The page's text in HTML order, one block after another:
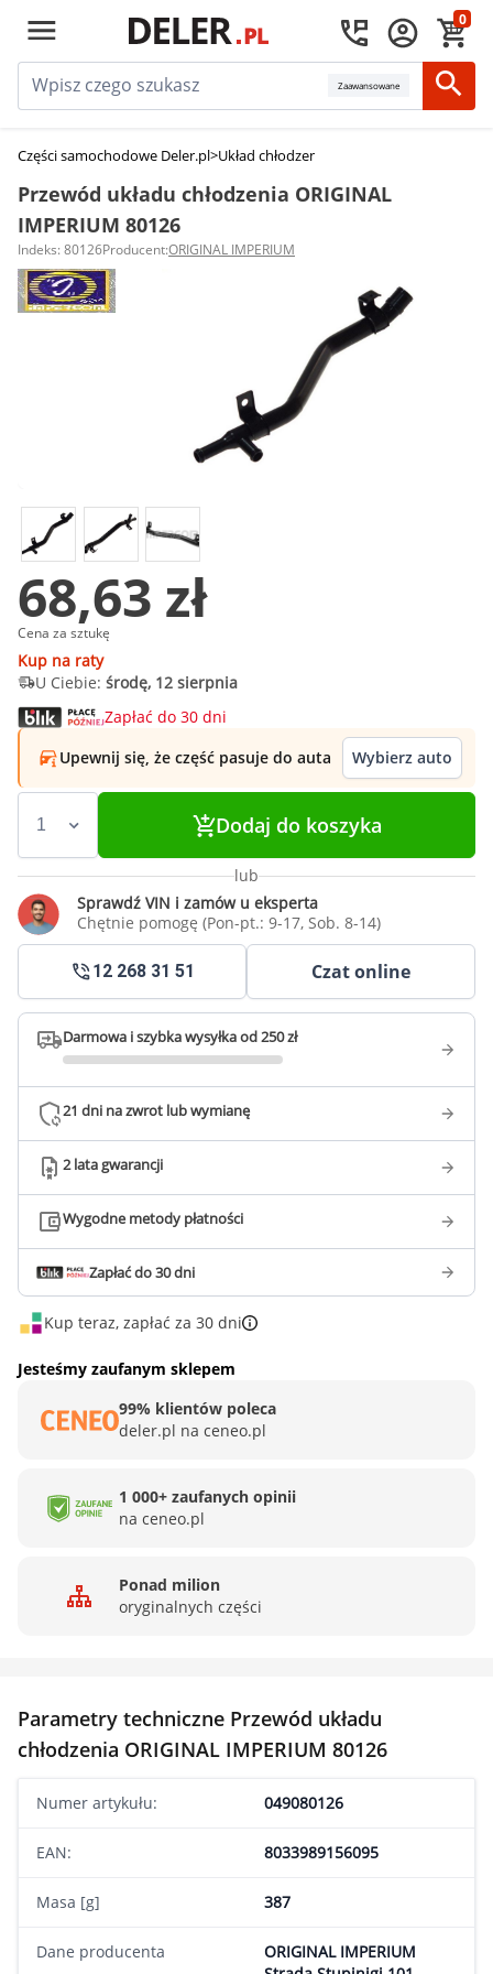
0
Zaawansowane
Części samochodowe Deler.pl>Układ chłodzenia silnika
Przewód układu chłodzenia ORIGINAL
IMPERIUM 80126
Indeks: 80126Producent:ORIGINAL IMPERIUM
68,63 zł
Cena za sztukę
Kup na raty
U Ciebie: środę, 12 sierpnia
Zapłać do 30 dni
Upewnij się, że część pasuje do auta
Wybierz auto
Dodaj do koszyka
lub
Sprawdź VIN i zamów u eksperta
Chętnie pomogę (Pon-pt.: 9-17, Sob. 8-14)
12 268 31 51 Czat online
Darmowa i szybka wysyłka od 250 zł
21 dni na zwrot lub wymianę
2 lata gwarancji
Wygodne metody płatności
Zapłać do 30 dni
Kup teraz, zapłać za 30 dni
Jesteśmy zaufanym sklepem
99% klientów poleca
deler.pl na ceneo.pl
1 000+ zaufanych opinii
na ceneo.pl
Ponad milion
oryginalnych części
Parametry techniczne Przewód układu
chłodzenia ORIGINAL IMPERIUM 80126
Numer artykułu: 049080126
EAN: 8033989156095
Masa [g] 387
Dane producenta
ORIGINAL IMPERIUM